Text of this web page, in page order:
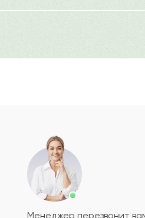
Менеджер перезвонит